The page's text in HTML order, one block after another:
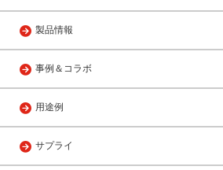
製品情報
事例＆コラボ
用途例
サプライ